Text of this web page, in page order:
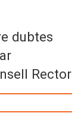
dubtes
Rector